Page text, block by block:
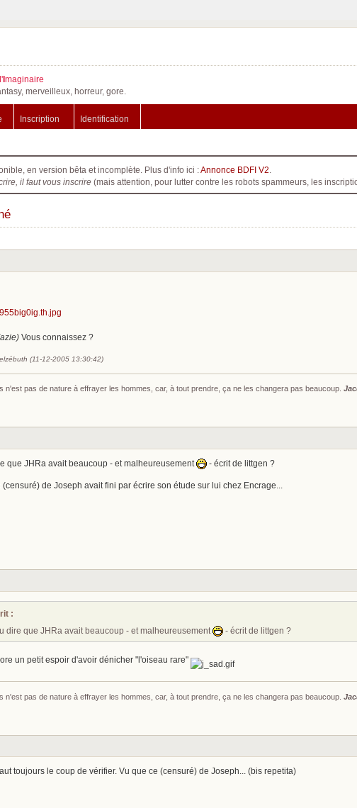
Imaginaire
merveilleux, horreur, gore.
Inscription Identification
en version bêta et incomplète. Plus d'info ici :Annonce BDFI V2
il faut vous inscrire (mais attention, pour lutter contre les robots spammeurs, les
Vous connaissez ?
(11-12-2005 13:30:42)
n'est pas de nature à effrayer les hommes, car, à tout prendre, ça ne les changera pas beaucoup.
que JHRa avait beaucoup - et malheureusement - écrit de littgen ?
de Joseph avait fini par écrire son étude sur lui chez Encrage...
:
dire que JHRa avait beaucoup - et malheureusement
- écrit de littgen ?
un petit espoir d'avoir dénicher "l'oiseau rare"
n'est pas de nature à effrayer les hommes, car, à tout prendre, ça ne les changera pas beaucoup.
toujours le coup de vérifier. Vu que ce (censuré) de Joseph... (bis repetita)